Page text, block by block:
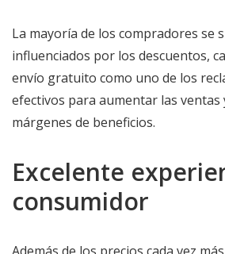
La mayoría de los compradores se
influenciados por los descuentos,
envío gratuito como uno de los
efectivos para aumentar las ventas
márgenes de beneficios.
Excelente
consumidor